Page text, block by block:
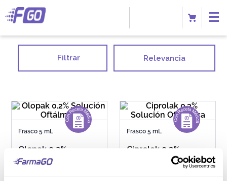
Filtrar Relevancia
Frasco 5 mL
Olopak 0.2%
Solución Oftálmica
Frasco 5 mL
Ciprolak 0.3%
Solución Oftálmica